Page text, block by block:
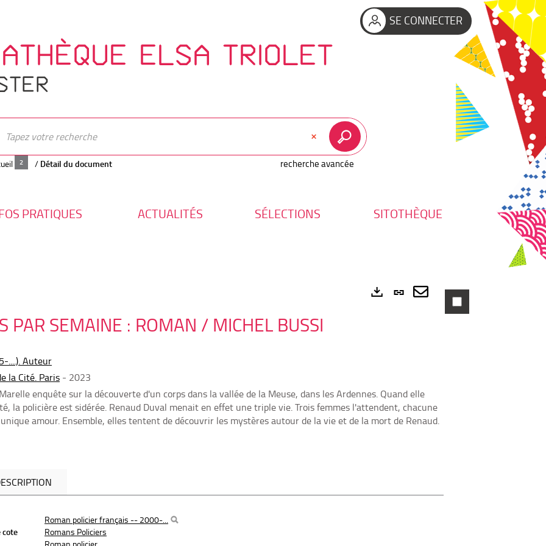
SE CONNECTER
ELSA TRIOLET
recherche avancée
/ Détail du document
PRATIQUES ACTUALITÉS SÉLECTIONS SITOTHÈQUE
Lien
permanent
Envoyer
PAR SEMAINE : ROMAN / MICHEL BUSSI
....). Auteur
la Cité. Paris - 2023
enquête sur la découverte d'un corps dans la vallée de la Meuse, dans les Ardennes. Quand elle
la policière est sidérée. Renaud Duval menait en effet une triple vie. Trois femmes l'attendent, chacune
amour. Ensemble, elles tentent de découvrir les mystères autour de la vie et de la mort de Renaud.
Roman policier français -- 2000-...
cote
Romans Policiers